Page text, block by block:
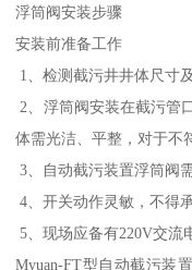
浮筒阀安装步骤
安装前准备工作
1、检测截污井井体尺寸
2、浮筒阀安装在截污管
体需光洁、平整，对于不
3、自动截污装置浮筒阀
4、开关动作灵敏，不得
5、现场应备有220V交流
Myuan-FT型自动截污装